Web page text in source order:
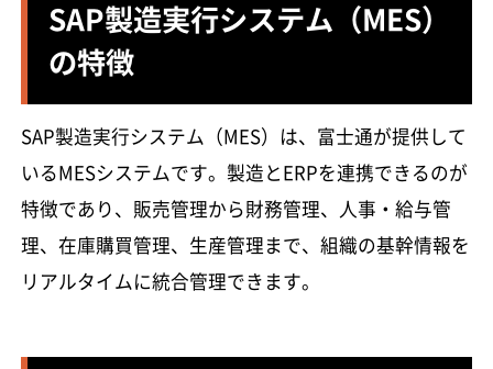
SAP製造実行システム（MES）
の特徴
SAP製造実行システム（MES）は、富士通が提供して
いるMESシステムです。製造とERPを連携できるのが
特徴であり、販売管理から財務管理、人事・給与管
理、在庫購買管理、生産管理まで、組織の基幹情報を
リアルタイムに統合管理できます。